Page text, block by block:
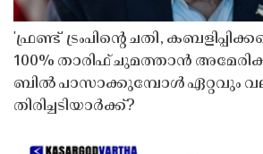
'ഫ്രണ്ട്' ട്രംപിന്റെ ചതി,
100% താരിഫ് ചുമത്താൻ
ബിൽ പാസാക്കുമ്പോൾ ഏറ്റവും
തിരിച്ചടിയാർക്ക്?